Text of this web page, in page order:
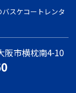
スケコートレンタ
阪市横枕南4-10